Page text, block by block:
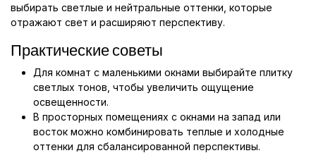
выбирать светлые и нейтральные оттенки, которые
отражают свет и расширяют перспективу.
Практические советы
Для комнат с маленькими окнами выбирайте плитку
светлых тонов, чтобы увеличить ощущение
освещенности.
В просторных помещениях с окнами на запад или
восток можно комбинировать теплые и холодные
оттенки для сбалансированной перспективы.